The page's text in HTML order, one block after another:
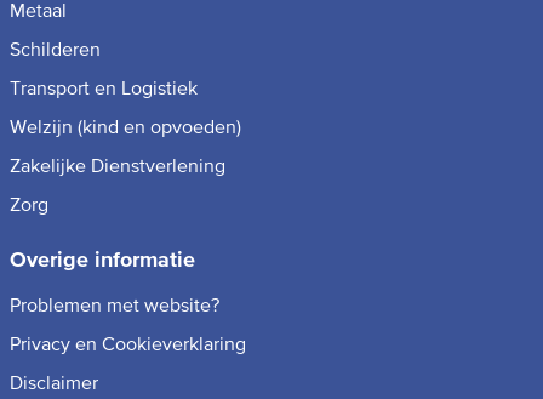
Metaal
Schilderen
Transport en Logistiek
Welzijn (kind en opvoeden)
Zakelijke Dienstverlening
Zorg
Overige informatie
Problemen met website?
Privacy en Cookieverklaring
Disclaimer